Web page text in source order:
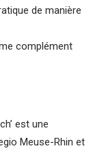
de manière
complément
est une
Meuse-Rhin et